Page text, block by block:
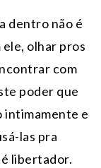
dentro não é
olhar pros
com
poder que
intimamente e
las pra
libertador.